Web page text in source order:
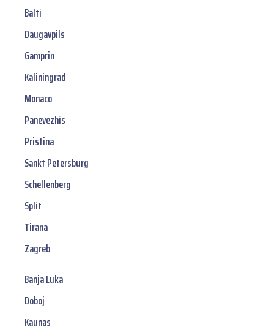
Balti
Daugavpils
Gamprin
Kaliningrad
Monaco
Panevezhis
Pristina
Sankt Petersburg
Schellenberg
Split
Tirana
Zagreb
Banja Luka
Doboj
Kaunas